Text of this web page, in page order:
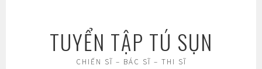
TUYỂN TẬP TÚ SỤN
CHIẾN SĨ – BÁC SĨ – THI SĨ